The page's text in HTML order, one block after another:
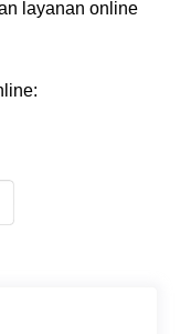
layanan online